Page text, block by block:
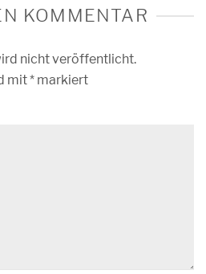
KOMMENTAR
nicht veröffentlicht.
mit* markiert